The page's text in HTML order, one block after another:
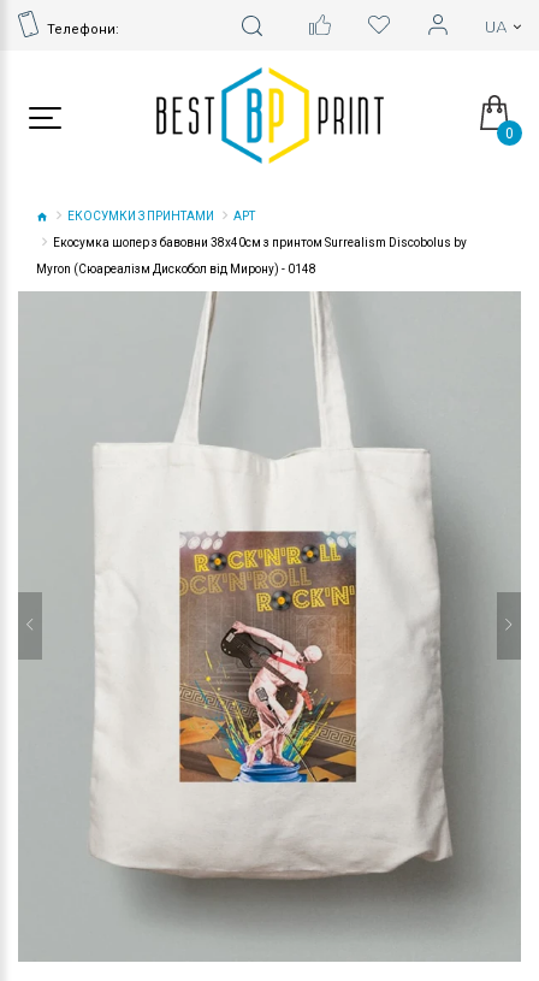
Телефони:
0
ЕКОСУМКИ З ПРИНТАМИ
АРТ
Екосумка шопер з бавовни 38х40см з принтом Surrealism Discobolus by
Myron (Сюареалізм Дискобол від Мирону) - 0148